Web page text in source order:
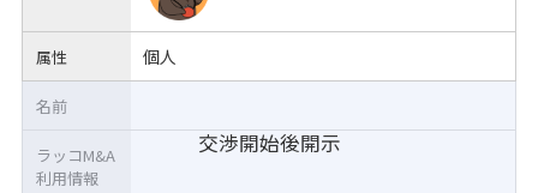
属性 個人
交渉開始後開示
名前
ラッコM&A
利用情報